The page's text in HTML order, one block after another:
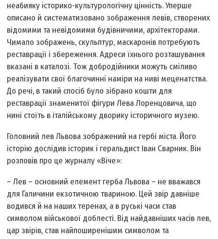
неабияку історико-культурологічну цінність. Уперше
описано й систематизовано зображення левів, створених
відомими та невідомими будівничими, архітекторами.
Чимало зображень, скульптур, маскаронів потребують
реставрації і збереження. Адреси їхнього розташування
вказані в каталозі. Тож добродійники можуть сміливо
реалізувати свої благочинні наміри на ниві меценатства.
До речі, в такий спосіб було зібрано кошти для
реставрації знаменитої фігури Лева Лоренцовича, що
нині стоїть в італійському дворику історичного музею.
Головний лев Львова зображений на гербі міста. Його
історію дослідив історик і геральдист Іван Сварник. Він
розповів про це журналу «Віче»:
– Лев – основний елемент герба Львова – не вважався
для Галичини екзотичною твариною. Цей звір давніше
водився й на наших теренах, а в руські часи став
символом військової доблесті. Від найдавніших часів лев,
цар звірів, став найпоширенішим символом та